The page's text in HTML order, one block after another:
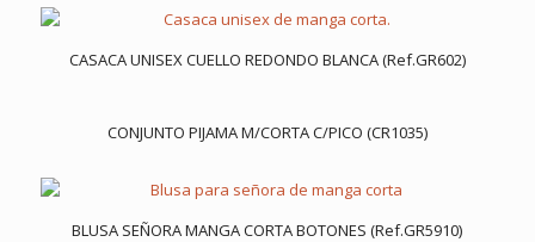
CASACA UNISEX CUELLO REDONDO BLANCA (Ref.GR602)
CONJUNTO PIJAMA M/CORTA C/PICO (CR1035)
BLUSA SEÑORA MANGA CORTA BOTONES (Ref.GR5910)